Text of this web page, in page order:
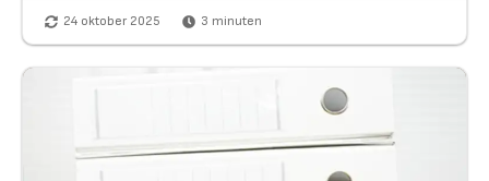
24 oktober 2025 3 minuten